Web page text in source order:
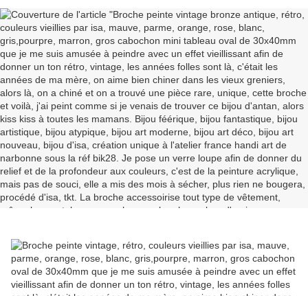
vieillissant afin de donner un ton rétro, vintage,
les années folles sont là, c'était les années de
ma mère, on aime bien chiner dans les vieux
greniers, alors là, on a chiné et on a trouvé une
pièce rare, unique, cette broche et voilà, j'ai
peint comme si je venais de trouver ce bijou
d'antan, alors kiss kiss à toutes les mamans.
Bijou féérique, bijou fantastique, bijou
artistique, bijou atypique, bijou art moderne,
bijou art déco, bijou art nouveau, bijou d'isa,
création unique à l'atelier france handi art de
narbonne sous la réf bik28. Je pose un verre
acrylique, mais pas de souci, elle a mis des
mois à sécher, plus rien ne bougera, procédé
d'isa, tkt. La broche accessoirise tout type de